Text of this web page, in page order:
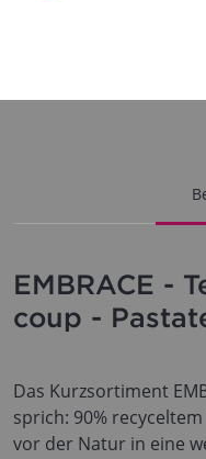
EMBRACE -
coup -
Das Kurzsortiment
sprich: 90%
vor der Natur in eine